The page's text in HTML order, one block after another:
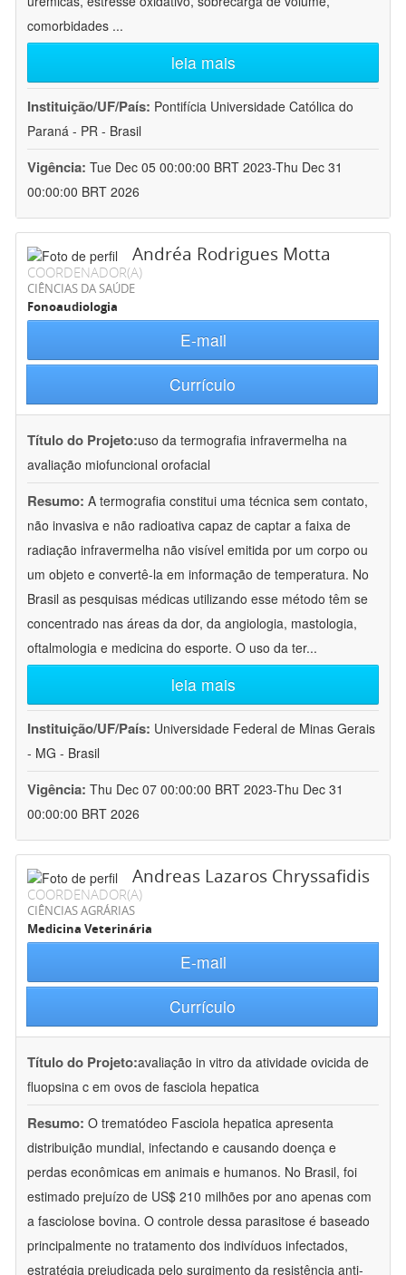
comorbidades ...
leia mais
Instituição/UF/País: Pontifícia Universidade Católica do
Paraná - PR - Brasil
Vigência: Tue Dec 05 00:00:00 BRT 2023-Thu Dec 31
00:00:00 BRT 2026
Andréa Rodrigues Motta
COORDENADOR(A)
CIÊNCIAS DA SAÚDE
Fonoaudiologia
E-mail
Currículo
Título do Projeto:uso da termografia infravermelha na
avaliação miofuncional orofacial
Resumo: A termografia constitui uma técnica sem contato,
não invasiva e não radioativa capaz de captar a faixa de
radiação infravermelha não visível emitida por um corpo ou
um objeto e convertê-la em informação de temperatura. No
Brasil as pesquisas médicas utilizando esse método têm se
concentrado nas áreas da dor, da angiologia, mastologia,
oftalmologia e medicina do esporte. O uso da ter...
leia mais
Instituição/UF/País: Universidade Federal de Minas Gerais
- MG - Brasil
Vigência: Thu Dec 07 00:00:00 BRT 2023-Thu Dec 31
00:00:00 BRT 2026
Andreas Lazaros Chryssafidis
COORDENADOR(A)
CIÊNCIAS AGRÁRIAS
Medicina Veterinária
E-mail
Currículo
Título do Projeto:avaliação in vitro da atividade ovicida de
fluopsina c em ovos de fasciola hepatica
Resumo: O trematódeo Fasciola hepatica apresenta
distribuição mundial, infectando e causando doença e
perdas econômicas em animais e humanos. No Brasil, foi
estimado prejuízo de US$ 210 milhões por ano apenas com
a fasciolose bovina. O controle dessa parasitose é baseado
principalmente no tratamento dos indivíduos infectados,
estratégia prejudicada pelo surgimento da resistência anti-